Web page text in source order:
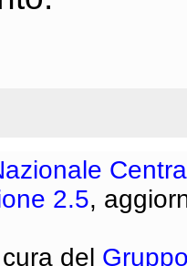
2.5,
del